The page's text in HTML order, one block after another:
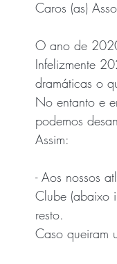
Caros (as)
O ano de
Infelizmente
dramáticas o
No entanto e
podemos
Assim:
- Aos nossos
Clube (abaixo
resto.
Caso queiram